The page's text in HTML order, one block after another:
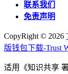
联系我们
免责声明
CopyRight © 2026
版钱包下载-Trust
适用《知识共享